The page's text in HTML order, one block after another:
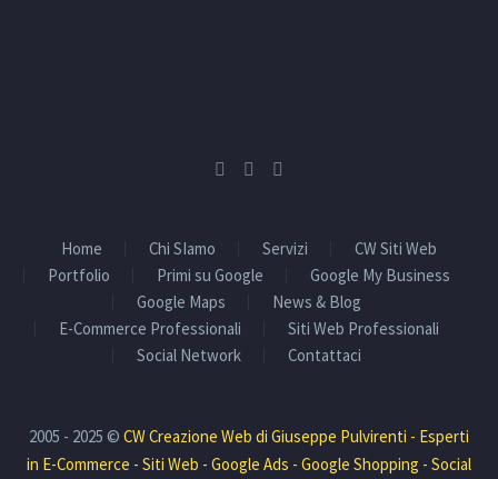
Home Chi SIamo Servizi
CW Siti Web
Portfolio
Primi su Google
Google My Business
Google Maps
News & Blog
E-Commerce Professionali
Siti Web Professionali
Social Network
Contattaci
2005 - 2025 © CW Creazione Web di Giuseppe Pulvirenti - Esperti
in E-Commerce - Siti Web - Google Ads - Google Shopping - Social